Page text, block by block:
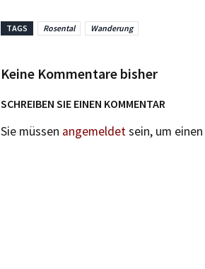
TAGS Rosental Wanderung
Keine Kommentare bisher
SCHREIBEN SIE EINEN KOMMENTAR
Sie müssen angemeldetsein, um